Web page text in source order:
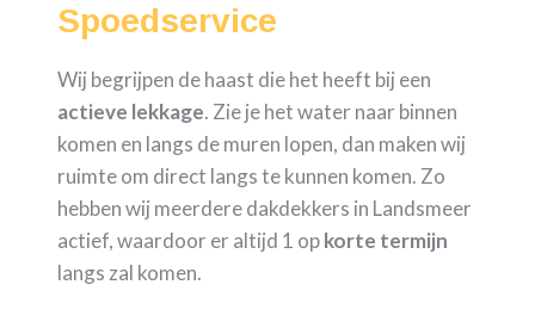
Spoedservice
Wij begrijpen de haast die het heeft bij een
actieve lekkage. Zie je het water naar binnen
komen en langs de muren lopen, dan maken wij
ruimte om direct langs te kunnen komen. Zo
hebben wij meerdere dakdekkers in Landsmeer
actief, waardoor er altijd 1 opkorte termijn
langs zal komen.